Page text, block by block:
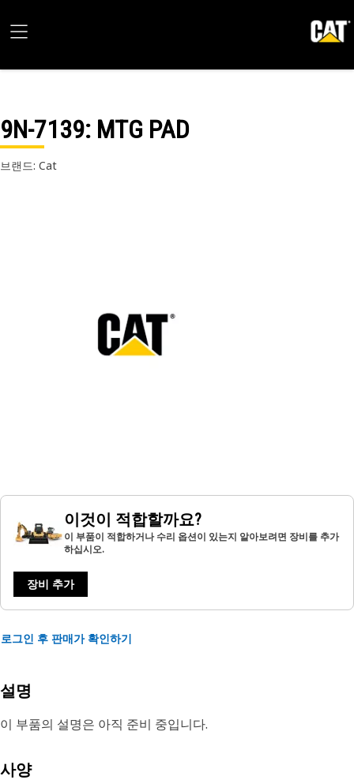
9N-7139: MTG PAD
브랜드: Cat
이것이 적합할까요?
이 부품이 적합하거나 수리 옵션이 있는지 알아보려면 장비를 추가
하십시오.
장비 추가
로그인 후 판매가 확인하기
설명
이 부품의 설명은 아직 준비 중입니다.
사양